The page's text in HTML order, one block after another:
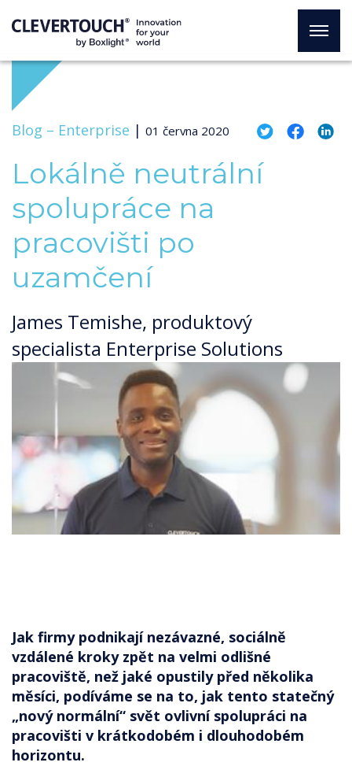
Blog – Enterprise | 01 června 2020
Lokálně neutrální
spolupráce na
pracovišti po
uzamčení
James Temishe, produktový
specialista Enterprise Solutions
Jak firmy podnikají nezávazné, sociálně
vzdálené kroky zpět na velmi odlišné
pracoviště, než jaké opustily před několika
měsíci, podíváme se na to, jak tento statečný
„nový normální“ svět ovlivní spolupráci na
pracovišti v krátkodobém i dlouhodobém
horizontu.